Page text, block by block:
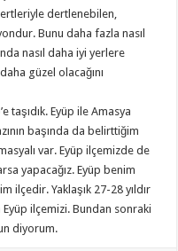
dertlenebilen,
Bunu daha fazla nasıl
nasıl daha iyi yerlere
güzel olacağını
taşıdık. Eyüp ile Amasya
başında da belirttiğim
var. Eyüp ilçemizde de
yapacağız. Eyüp benim
ilçedir. Yaklaşık 27-28 yıldır
ilçemizi. Bundan sonraki
diyorum.